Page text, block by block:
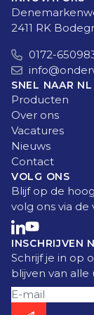
2411 RK
0172-
SNEL NAAR NL
Producten
Over ons
Vacatures
Nieuws
Contact
VOLG ONS
Blijf op de
volg ons via
INSCHRIJVEN
Schrijf je in op
blijven van alle